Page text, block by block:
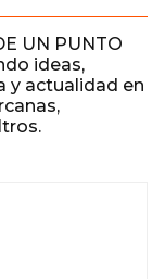
UN PUNTO
ideas,
y actualidad en